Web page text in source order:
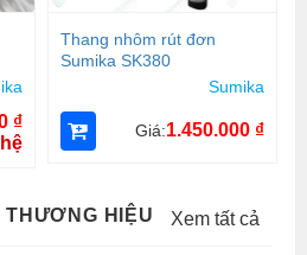
₫
Thang nhôm rút đơn
Sumika SK380
Sumika
Giá:1.450.000 ₫
HIỆU Xem tất cả